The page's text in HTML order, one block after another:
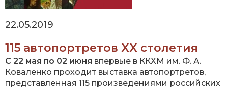
22.05.2019
115 автопортретов XX столетия
С 22 мая по 02 июня впервые в ККХМ им. Ф. А.
Коваленко проходит выставка автопортретов,
представленная 115 произведениями российских